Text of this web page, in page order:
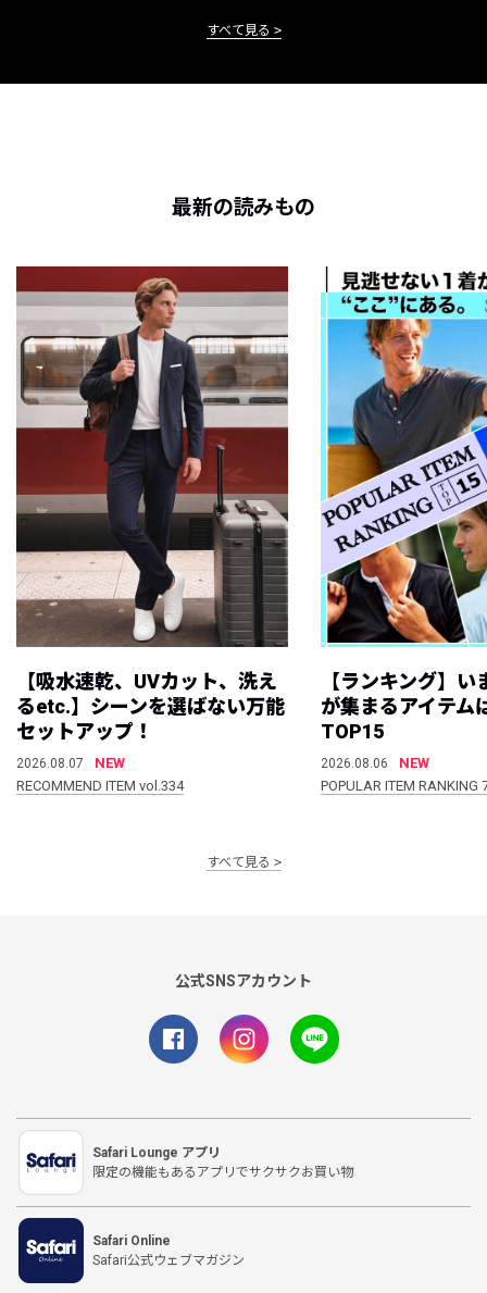
すべて見る
最新の読みもの
【吸水速乾、UVカット、洗え
るetc.】シーンを選ばない万能
セットアップ！
2026.08.07
NEW
RECOMMEND ITEM vol.334
【ランキング】
が集まるアイテム
TOP15
2026.08.06
NEW
POPULAR ITEM
すべて見る
公式SNSアカウント
Safari Lounge アプリ
限定の機能もあるアプリでサクサクお買い物
Safari Online
Safari公式ウェブマガジン